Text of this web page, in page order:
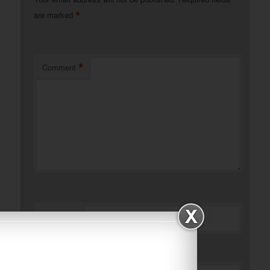
are marked *
Comment *
Name *